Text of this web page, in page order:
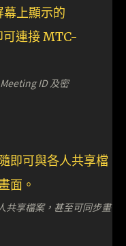
ID 及密
共享檔案，甚至可同步畫